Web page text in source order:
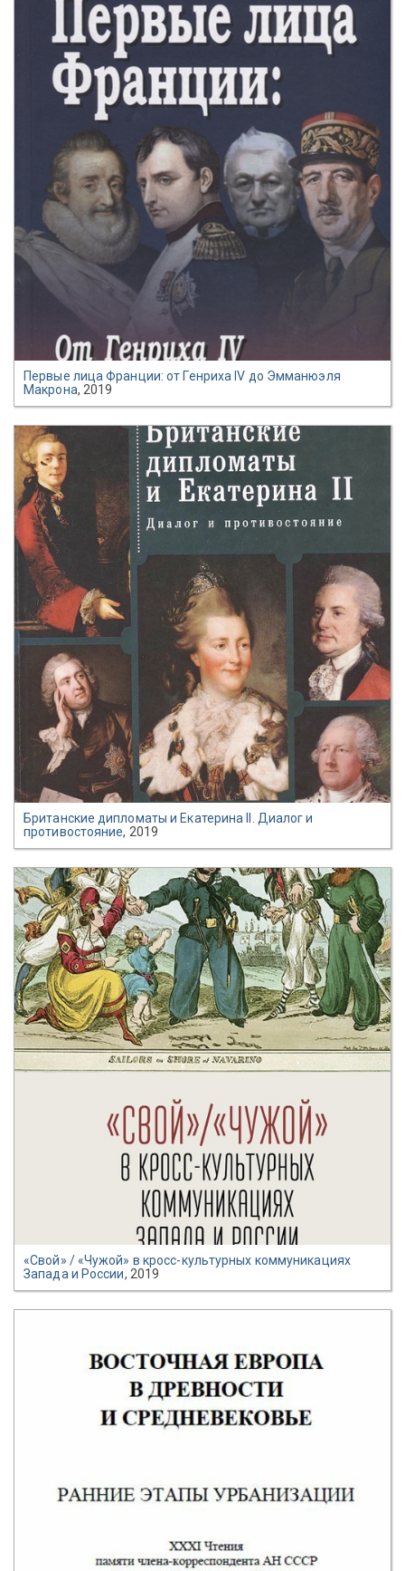
Первые лица Франции: от Генриха IV до Эмманюэля
Макрона, 2019
Британские дипломаты и Екатерина II. Диалог и
противостояние, 2019
«Свой» / «Чужой» в кросс-культурных коммуникациях
Запада и России, 2019